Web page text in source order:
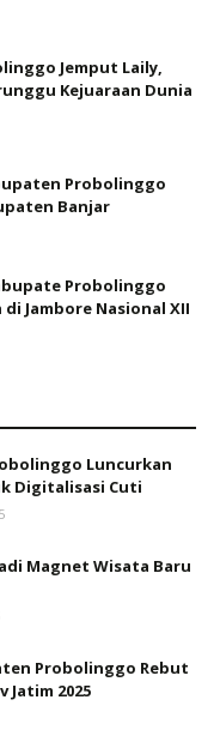
Jemput Laily,
Kejuaraan Dunia
Probolinggo
Banjar
Probolinggo
Jambore Nasional XII
Luncurkan
Digitalisasi Cuti
Magnet Wisata Baru
Probolinggo Rebut
Jatim 2025